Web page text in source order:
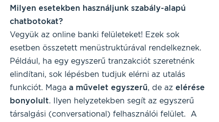
Milyen esetekben használjunk szabály-alapú
chatbotokat?
Vegyük az online banki felületeket! Ezek sok
esetben összetett menüstruktúrával rendelkeznek.
Például, ha egy egyszerű tranzakciót szeretnénk
elindítani, sok lépésben tudjuk elérni az utalás
funkciót. Maga a művelet egyszerű, de az elérése
bonyolult. Ilyen helyzetekben segít az egyszerű
társalgási (conversational) felhasználói felület. A